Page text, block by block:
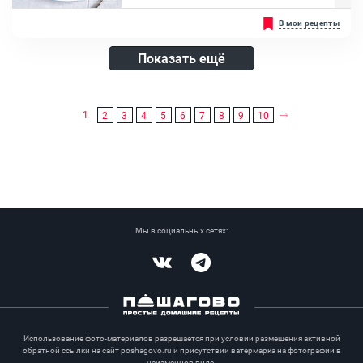
Специи, Растительное масло
Очень быстро, просто и вкусно, на ужин для всей семьи! Куриные
медальоны — самый простой и вкусный способ приготовить
куриное филе. Их можно пожарить на сковороде или запечь в
духовке. Приготовленные в духовке, медальоны получаются
менее калорийные, так как используется меньше масла....
Куриное филе, Масло оливковое, Зелень, Чеснок, Лимонный сок,
Лимонная цедра
В мои рецепты
Показать ещё
1 2 3 4 5 6 7 8 9 10
Мы в социальных сетях:
Использование фото-материалов разрешается при условии размещения активной
обратной ссылки на сайт poshagovo.ru и присутствии ватермарка на фотографии в